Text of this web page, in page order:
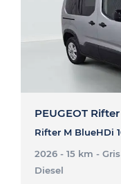
PEUGEOT Rifter
2026 - 15 km - Gris
Diesel